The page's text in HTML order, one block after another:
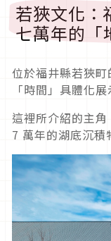
若狹文化：
七萬年的「
位於福井縣若狹
「時間」具體化
這裡所介紹的主
7 萬年的湖底沉積